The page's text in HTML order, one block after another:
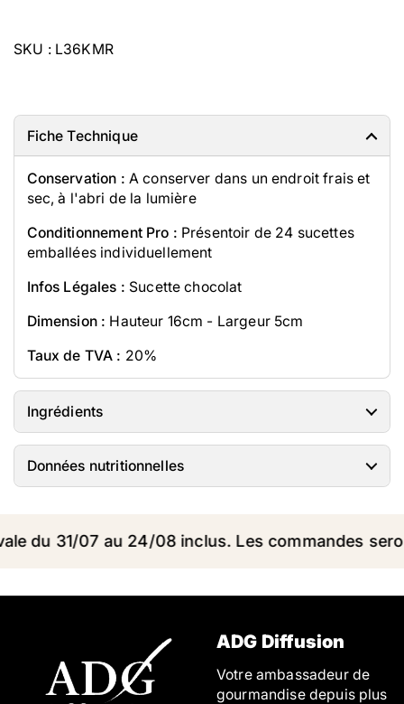
SKU : L36KMR
Fiche Technique
Conservation : A conserver dans un endroit frais et
sec, à l'abri de la lumière
Conditionnement Pro : Présentoir de 24 sucettes
emballées individuellement
Infos Légales : Sucette chocolat
Dimension : Hauteur 16cm - Largeur 5cm
Taux de TVA : 20%
Ingrédients
Données nutritionnelles
31/07 au 24/08 inclus. Les commandes
ADG Diffusion
Votre ambassadeur de
gourmandise depuis plus